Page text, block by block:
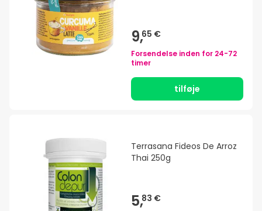
9,65 €
Forsendelse inden for 24-72
timer
tilføje
Terrasana Fideos De Arroz
Thai 250g
5,83 €